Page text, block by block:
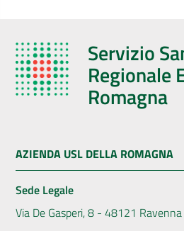
Servizio
Regionale
Romagna
AZIENDA USL DELLA ROMAGNA
Sede Legale
Via De Gasperi, 8 - 48121 Ravenna